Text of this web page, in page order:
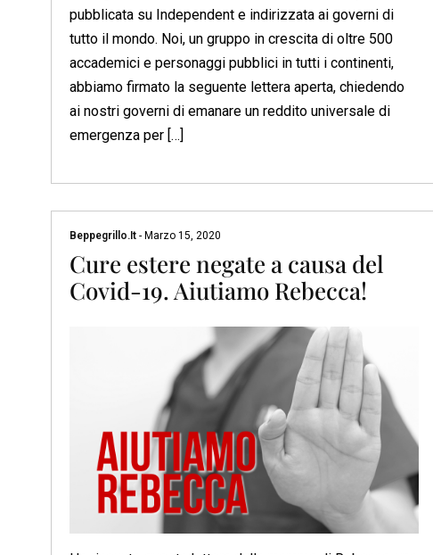
pubblicata su Independent e indirizzata ai governi di
tutto il mondo. Noi, un gruppo in crescita di oltre 500
accademici e personaggi pubblici in tutti i continenti,
abbiamo firmato la seguente lettera aperta, chiedendo
ai nostri governi di emanare un reddito universale di
emergenza per […]
Beppegrillo.it - Marzo 15, 2020
Cure estere negate a causa del
Covid-19. Aiutiamo Rebecca!